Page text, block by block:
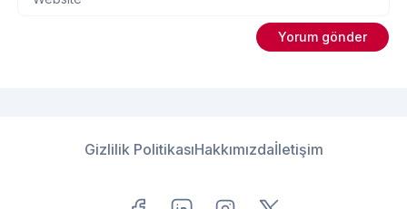
Gizlilik PolitikasıHakkımızdaİletişim